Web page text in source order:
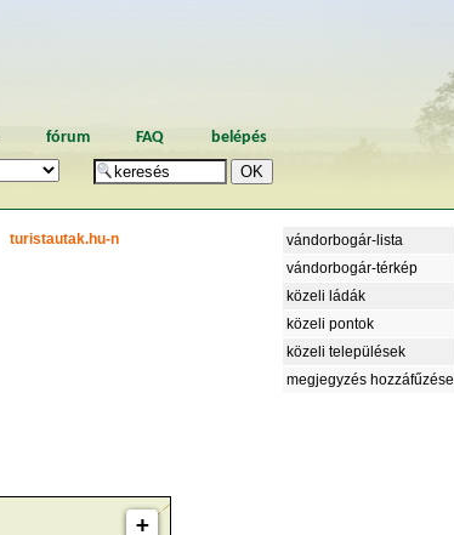
fórum FAQ belépés
turistautak.hu-n
+
vándorbogár-lista
vándorbogár-térkép
közeli ládák
közeli pontok
közeli települések
megjegyzés hozzáfűzése